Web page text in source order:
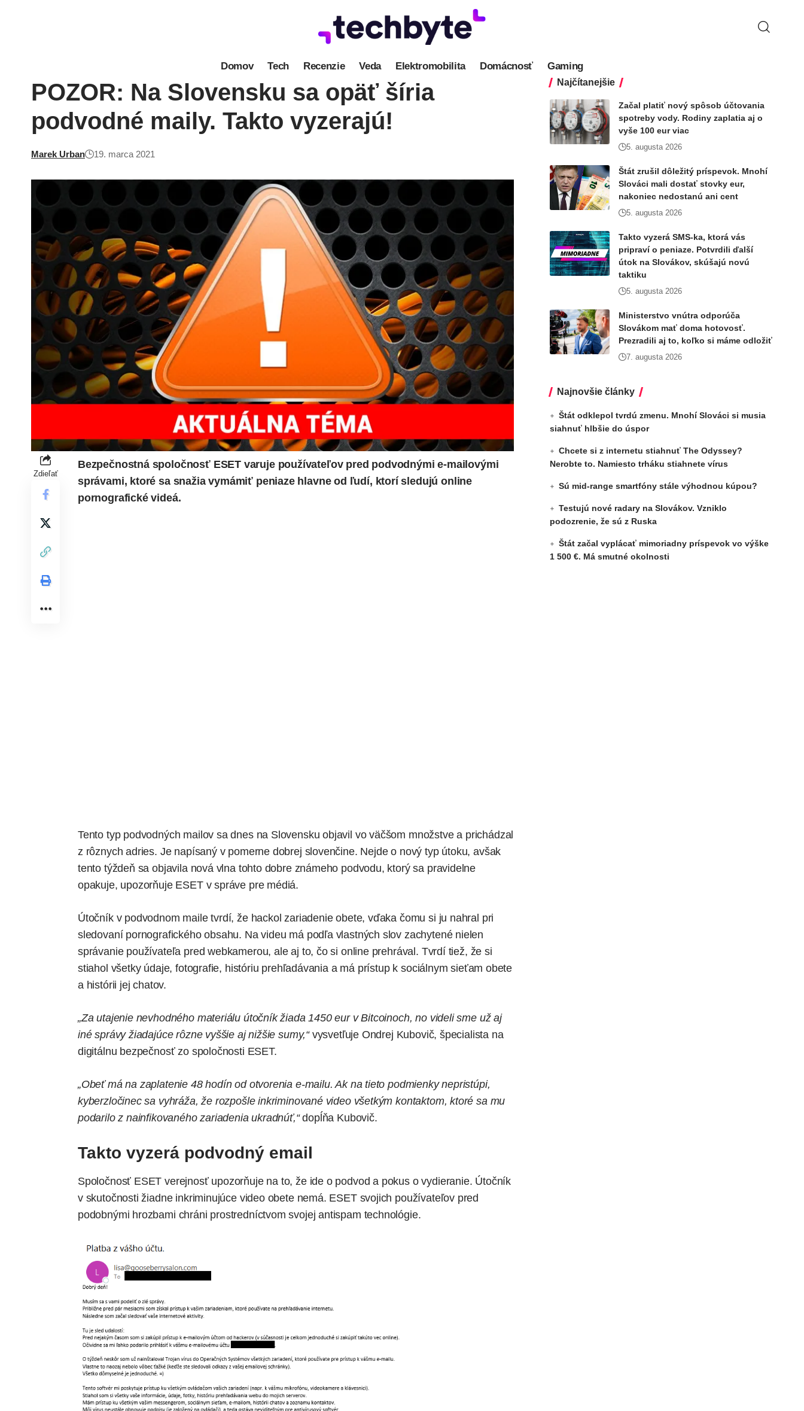
Domov Tech Recenzie Veda Elektromobilita Domácnosť Gaming
POZOR: Na Slovensku sa opäť šíria
podvodné maily. Takto vyzerajú!
Marek Urban 19. marca 2021
Zdieľať
Bezpečnostná spoločnosť ESET varuje používateľov pred podvodnými e-mailovými
správami, ktoré sa snažia vymámiť peniaze hlavne od ľudí, ktorí sledujú online
pornografické videá.
Tento typ podvodných mailov sa dnes na Slovensku objavil vo väčšom množstve a prichádzal
z rôznych adries. Je napísaný v pomerne dobrej slovenčine. Nejde o nový typ útoku, avšak
tento týždeň sa objavila nová vlna tohto dobre známeho podvodu, ktorý sa pravidelne
opakuje, upozorňuje ESET v správe pre médiá.
Útočník v podvodnom maile tvrdí, že hackol zariadenie obete, vďaka čomu si ju nahral pri
sledovaní pornografického obsahu. Na videu má podľa vlastných slov zachytené nielen
správanie používateľa pred webkamerou, ale aj to, čo si online prehrával. Tvrdí tiež, že si
stiahol všetky údaje, fotografie, históriu prehľadávania a má prístup k sociálnym sieťam obete
a histórii jej chatov.
„Za utajenie nevhodného materiálu útočník žiada 1450 eur v Bitcoinoch, no videli sme už aj
iné správy žiadajúce rôzne vyššie aj nižšie sumy,“ vysvetľuje Ondrej Kubovič, špecialista na
digitálnu bezpečnosť zo spoločnosti ESET.
„Obeť má na zaplatenie 48 hodín od otvorenia e-mailu. Ak na tieto podmienky nepristúpi,
kyberzločinec sa vyhráža, že rozpošle inkriminované video všetkým kontaktom, ktoré sa mu
podarilo z nainfikovaného zariadenia ukradnúť,“dopĺňa Kubovič.
Takto vyzerá podvodný email
Spoločnosť ESET verejnosť upozorňuje na to, že ide o podvod a pokus o vydieranie. Útočník
v skutočnosti žiadne inkriminujúce video obete nemá. ESET svojich používateľov pred
podobnými hrozbami chráni prostredníctvom svojejantispam technológie.
Najčítanejšie
Začal platiť nový spôsob účtovania
spotreby vody. Rodiny zaplatia aj o
vyše 100 eur viac
5. augusta 2026
Štát zrušil dôležitý príspevok. Mnohí
Slováci mali dostať stovky eur,
nakoniec nedostanú ani cent
5. augusta 2026
Takto vyzerá SMS-ka, ktorá vás
pripraví o peniaze. Potvrdili ďalší
útok na Slovákov, skúšajú novú
taktiku
5. augusta 2026
Ministerstvo vnútra odporúča
Slovákom mať doma hotovosť.
Prezradili aj to, koľko si máme odložiť
7. augusta 2026
Najnovšie články
Štát odklepol tvrdú zmenu. Mnohí Slováci si musia
siahnuť hlbšie do úspor
Chcete si z internetu stiahnuť The Odyssey?
Nerobte to. Namiesto trháku stiahnete vírus
Sú mid-range smartfóny stále výhodnou kúpou?
Testujú nové radary na Slovákov. Vzniklo
podozrenie, že sú z Ruska
Štát začal vyplácať mimoriadny príspevok vo výške
1 500 €. Má smutné okolnosti